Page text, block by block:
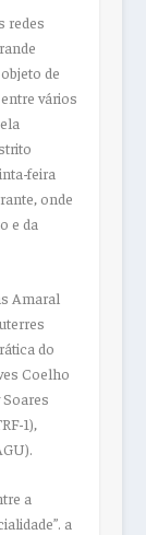
redes
de
vários
feira
onde
e da
Amaral
do
Coelho
1),
a
. a